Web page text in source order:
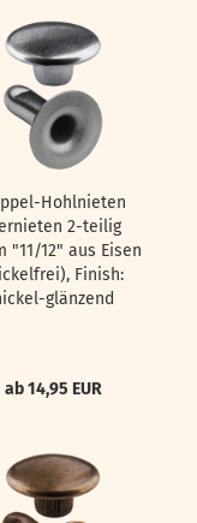
Hohlnieten
2-teilig
"11/12" aus Eisen
Finish:
glänzend
ab 14,95 EUR